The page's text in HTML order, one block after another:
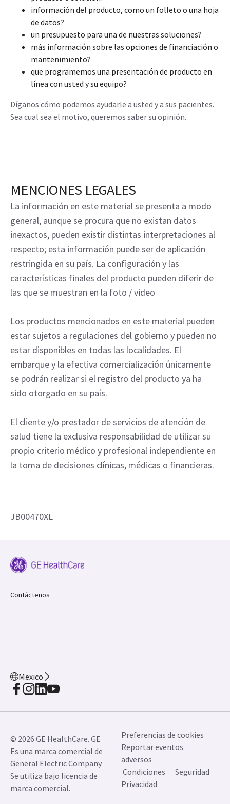
información del producto, como un folleto o una hoja
de datos?
un presupuesto para una de nuestras soluciones?
más información sobre las opciones de financiación o
mantenimiento?
que programemos una presentación de producto en
línea con usted y su equipo?
Díganos cómo podemos ayudarle a usted y a sus pacientes.
Sea cual sea el motivo, queremos saber su opinión.
MENCIONES LEGALES
La información en este material se presenta a modo
general, aunque se procura que no existan datos
inexactos, pueden existir distintas interpretaciones al
respecto; esta información puede ser de aplicación
restringida en su país. La configuración y las
características finales del producto pueden diferir de
las que se muestran en la foto / video
Los productos mencionados en este material pueden
estar sujetos a regulaciones del gobierno y pueden no
estar disponibles en todas las localidades. El
embarque y la efectiva comercialización únicamente
se podrán realizar si el registro del producto ya ha
sido otorgado en su país.
El cliente y/o prestador de servicios de atención de
salud tiene la exclusiva responsabilidad de utilizar su
propio criterio médico y profesional independiente en
la toma de decisiones clínicas, médicas o financieras.
JB00470XL
Contáctenos
Mexico
© 2026 GE HealthCare. GE
Es una marca comercial de
General Electric Company.
Se utiliza bajo licencia de
marca comercial.
Preferencias de cookies
Reportar eventos
adversos
Condiciones
Seguridad
Privacidad